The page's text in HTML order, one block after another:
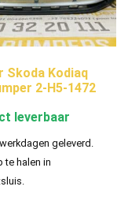
Skoda Kodiaq
2-H5-1472
leverbaar
geleverd.
te halen in